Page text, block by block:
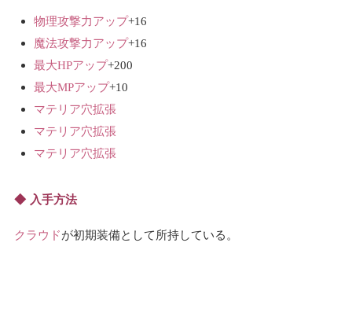
物理攻撃力アップ+16
魔法攻撃力アップ+16
最大HPアップ+200
最大MPアップ+10
マテリア穴拡張
マテリア穴拡張
マテリア穴拡張
入手方法
クラウドが初期装備として所持している。